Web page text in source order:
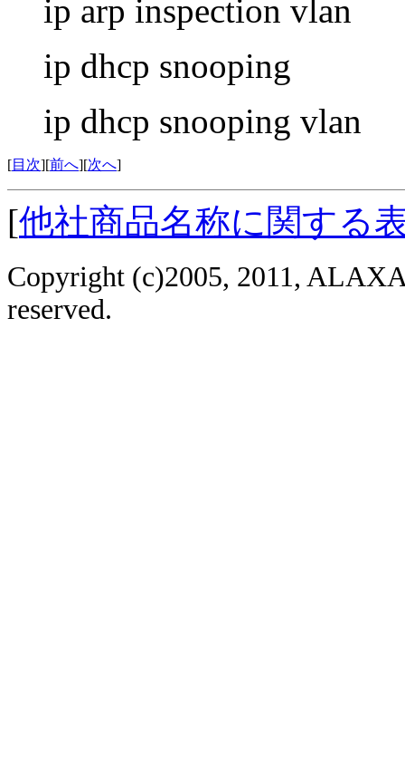
ip arp inspection vlan
ip dhcp snooping
ip dhcp snooping vlan
[目次][前へ][次へ]
[他社商品名称に関する
Copyright (c)2005, 2011,
reserved.